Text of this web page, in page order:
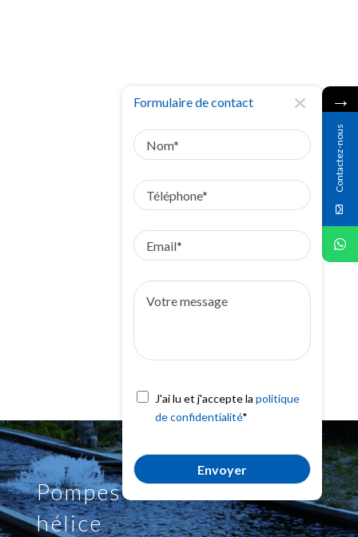
Pompes à
hélice
→
Contactez-nous
Formulaire de contact
message
J'ai lu et j'accepte la politique
de confidentialité*